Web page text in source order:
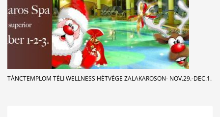
TÁNCTEMPLOM TÉLI WELLNESS HÉTVÉGE ZALAKAROSON- NOV.29.-DEC.1.